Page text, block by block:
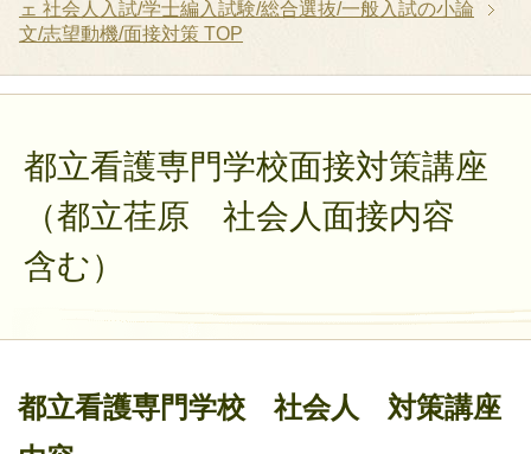
ェ 社会人入試/学士編入試験/総合選抜/一般入試の小論
文/志望動機/面接対策 TOP
都立看護専門学校面接対策講座
（都立荏原 社会人面接内容
含む）
都立看護専門学校 社会人 対策講座